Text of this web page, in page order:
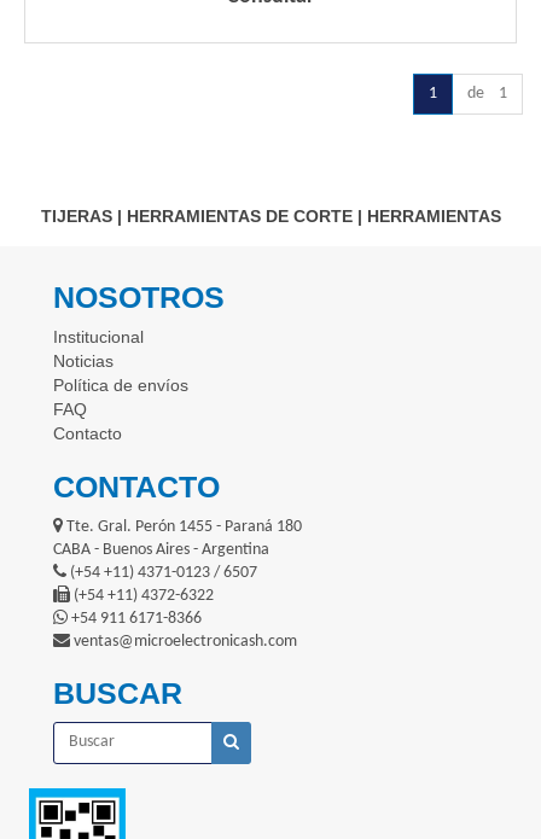
1 de 1
TIJERAS| HERRAMIENTAS DE CORTE| HERRAMIENTAS
NOSOTROS
Institucional
Noticias
Política de envíos
FAQ
Contacto
CONTACTO
Tte. Gral. Perón 1455 - Paraná 180
CABA - Buenos Aires - Argentina
(+54 +11) 4371-0123 / 6507
(+54 +11) 4372-6322
+54 911 6171-8366
ventas@microelectronicash.com
BUSCAR